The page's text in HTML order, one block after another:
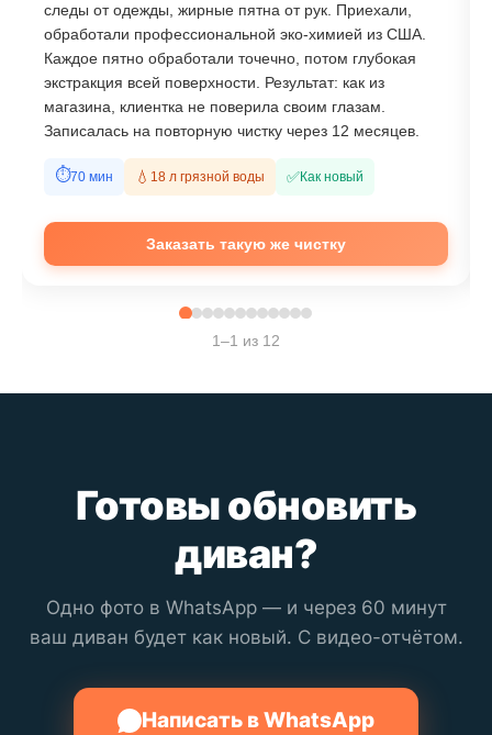
следы от одежды, жирные пятна от рук. Приехали,
обработали профессиональной эко-химией из США.
Каждое пятно обработали точечно, потом глубокая
экстракция всей поверхности. Результат: как из
магазина, клиентка не поверила своим глазам.
Записалась на повторную чистку через 12 месяцев.
⏱70 мин 💧 18 л грязной воды ✅Как новый
Заказать такую же чистку
1–1 из 12
Готовы обновить
диван?
Одно фото в WhatsApp — и через 60 минут
ваш диван будет как новый. С видео-отчётом.
Написать в WhatsApp